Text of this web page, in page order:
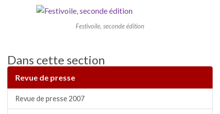
Festivoile, seconde édition
Dans cette section
Revue de presse
Revue de presse 2007